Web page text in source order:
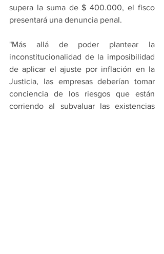
supera la suma de $ 400.000, el fisco
presentará una denuncia penal.
"Más allá de poder plantear la
inconstitucionalidad de la imposibilidad
de aplicar el ajuste por inflación en la
Justicia, las empresas deberían tomar
conciencia de los riesgos que están
corriendo al subvaluar las existencias